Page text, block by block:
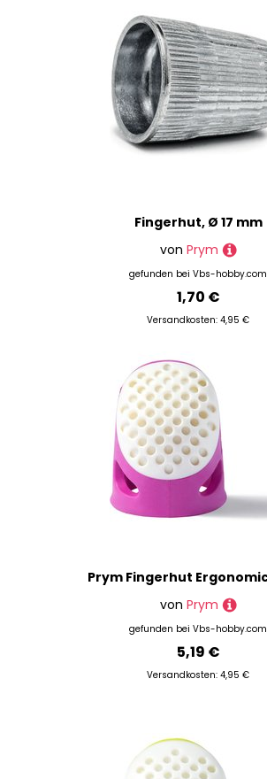
Fingerhut, Ø 17 mm
von Prym
gefunden bei Vbs-hobby.com
1,70 €
Versandkosten: 4,95 €
von Prym
gefunden bei Vbs-hobby.com
5,19 €
Versandkosten: 4,95 €